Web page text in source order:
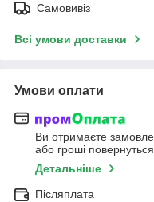
Самовивіз
Всі умови доставки
Умови оплати
Ви отримаєте
або гроші
Детальніше
Післяплата